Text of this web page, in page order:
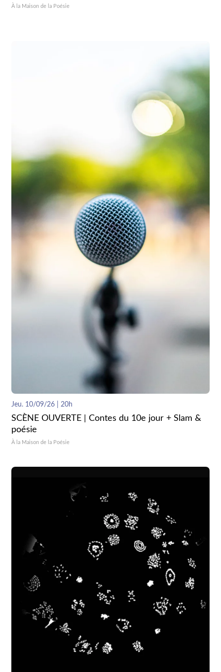
À la Maison de la Poésie
Jeu. 10/09/26 | 20h
SCÈNE OUVERTE | Contes du 10e jour + Slam &
poésie
À la Maison de la Poésie